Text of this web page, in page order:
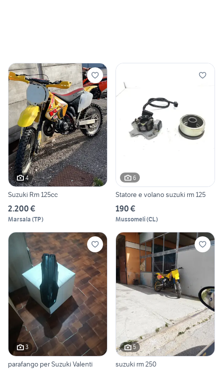
4
Suzuki Rm 125cc
2.200 €
Marsala (TP)
6
Statore e volano suzuki rm 125
190 €
Mussomeli(CL)
3
parafango per Suzuki Valenti
5
suzuki rm 250